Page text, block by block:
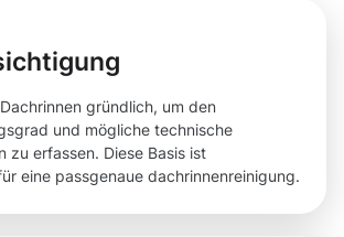
gründlich, um den
und mögliche technische
zu erfassen. Diese Basis ist
eine passgenaue dachrinnenreinigung.